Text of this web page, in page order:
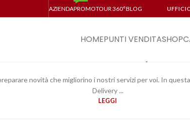
AZIENDAPROMOTOUR 360°BLOG
HOMEPUNTI VENDITASHOP
Home Delivery
29
OTT
novità che migliorino i nostri servizi per voi. In
Delivery ...
LEGGI